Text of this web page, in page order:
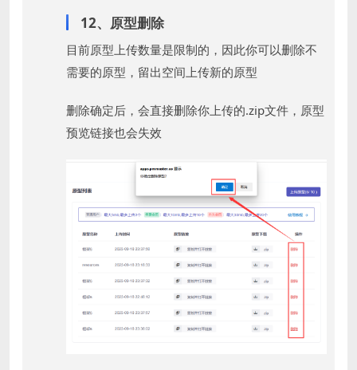
12、原型删除
目前原型上传数量是限制的，因此你可以删除不
需要的原型，留出空间上传新的原型
删除确定后，会直接删除你上传的.zip文件，原型
预览链接也会失效